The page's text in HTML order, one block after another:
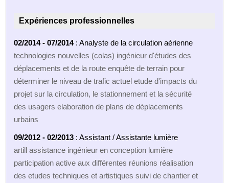
Expériences professionnelles
02/2014 - 07/2014: Analyste de la circulation aérienne
technologies nouvelles (colas) ingénieur d'études des
déplacements et de la route enquête de terrain pour
déterminer le niveau de trafic actuel etude d'impacts du
projet sur la circulation, le stationnement et la sécurité
des usagers elaboration de plans de déplacements
urbains
09/2012 - 02/2013 : Assistant / Assistante lumière
artill assistance ingénieur en conception lumière
participation active aux différentes réunions réalisation
des etudes techniques et artistiques suivi de chantier et